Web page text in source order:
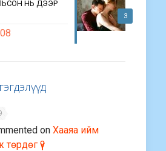
3
НЬ ДЭЭР
onХааяа ийм
үү?